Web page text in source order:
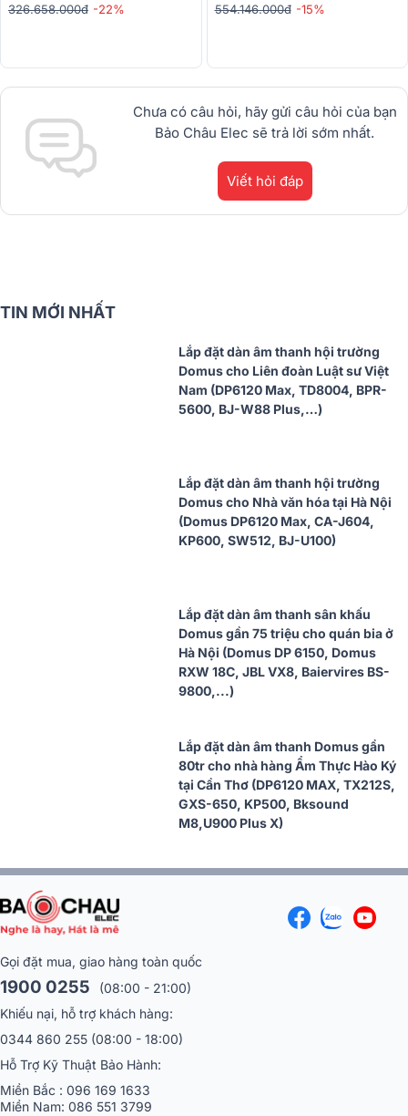
326.658.000đ -22% 554.146.000đ -15%
Chưa có câu hỏi, hãy gửi câu hỏi của bạn
Bảo Châu Elec sẽ trả lời sớm nhất.
Viết hỏi đáp
TIN MỚI NHẤT
Lắp đặt dàn âm thanh hội trường
Domus cho Liên đoàn Luật sư Việt
Nam (DP6120 Max, TD8004, BPR-
5600, BJ-W88 Plus,…)
Lắp đặt dàn âm thanh hội trường
Domus cho Nhà văn hóa tại Hà Nội
(Domus DP6120 Max, CA-J604,
KP600, SW512, BJ-U100)
Lắp đặt dàn âm thanh sân khấu
Domus gần 75 triệu cho quán bia ở
Hà Nội (Domus DP 6150, Domus
RXW 18C, JBL VX8, Baiervires BS-
9800,...)
Lắp đặt dàn âm thanh Domus gần
80tr cho nhà hàng Ẩm Thực Hào Ký
tại Cần Thơ (DP6120 MAX, TX212S,
GXS-650, KP500, Bksound
M8,U900 Plus X)
Gọi đặt mua, giao hàng toàn quốc
1900 0255
(08:00 - 21:00)
Khiếu nại, hỗ trợ khách hàng:
0344 860 255 (08:00 - 18:00)
Hỗ Trợ Kỹ Thuật Bảo Hành:
Miền Bắc : 096 169 1633
Miền Nam: 086 551 3799